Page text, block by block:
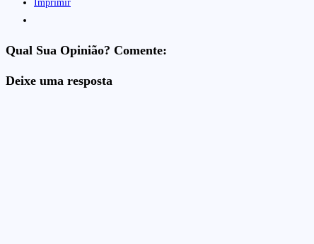
Imprimir
Qual Sua Opinião? Comente:
Deixe uma resposta